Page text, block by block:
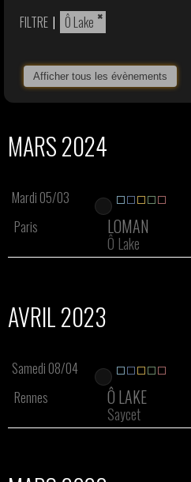
FILTRE | ×
Ô Lake
Afficher tous les évènements
MARS 2024
Mardi 05/03
Paris
LOMAN
Ô Lake
AVRIL 2023
Samedi 08/04
Rennes
Ô LAKE
Saycet